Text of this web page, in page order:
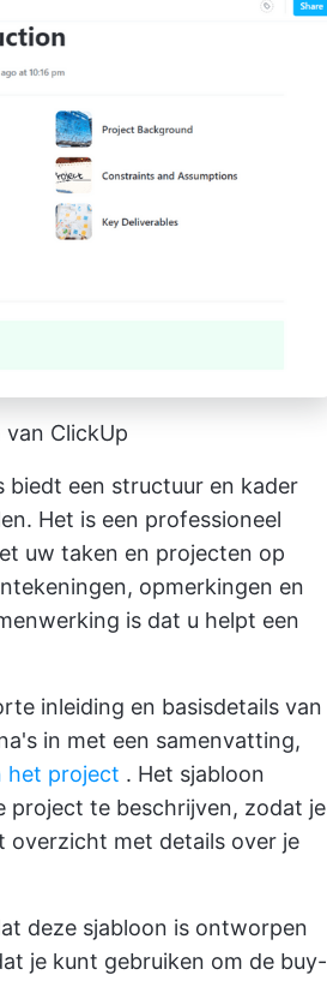
ClickUp
biedt een structuur en kader
Het is een professioneel
uw taken en projecten op
opmerkingen en
is dat u helpt een
inleiding en basisdetails van
in met een samenvatting,
het project . Het sjabloon
project te beschrijven, zodat je
overzicht met details over je
deze sjabloon is ontworpen
je kunt gebruiken om de buy-